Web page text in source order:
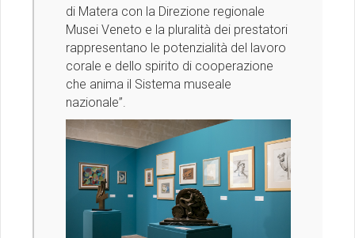
di Matera con la Direzione regionale
Musei Veneto e la pluralità dei prestatori
rappresentano le potenzialità del lavoro
corale e dello spirito di cooperazione
che anima il Sistema museale
nazionale”.